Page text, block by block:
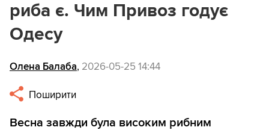
риба є. Чим Привоз годує
Одесу
Олена Балаба, 2026-05-25 14:44
Поширити
Весна завжди була високим рибним